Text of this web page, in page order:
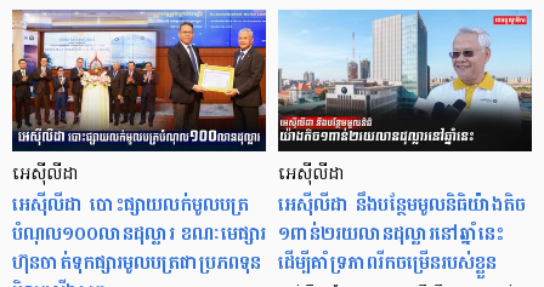
អេស៊ីលីដា
អេស៊ីលីដា បោះផ្សាយលក់មូលបត្រ
បំណុល១០០លានដុល្លារ ខណៈមេផ្សារ
ហ៊ុនចាត់ទុកផ្សារមូលបត្រជាប្រភពទុន
អេស៊ីលីដា
អេស៊ីលីដា នឹងបន្ថែមមូលនិធិយ៉ាងតិច
១ពាន់២រយលានដុល្លារនៅឆ្នាំនេះ
ដើម្បីគាំទ្រភាពរីកចម្រើនរបស់ខ្លួន